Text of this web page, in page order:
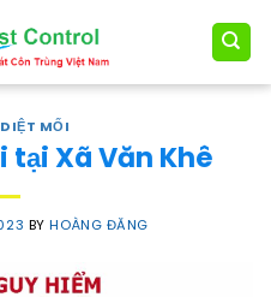
MỐI
tại Xã Văn Khê
BYHOÀNG ĐĂNG